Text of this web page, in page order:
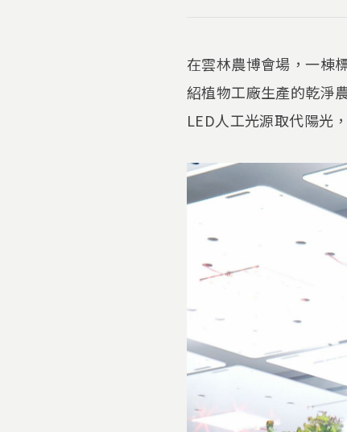
在雲林農博會場，一棟
紹植物工廠生產的乾淨
LED人工光源取代陽光